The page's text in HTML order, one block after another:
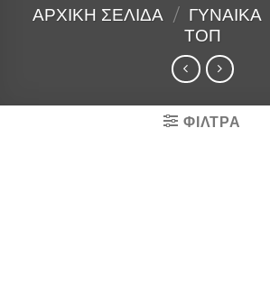
ΑΡΧΙΚΉ ΣΕΛΊΔΑ / ΓΥΝΑΙΚΑ
ΤΟΠ
ΦΙΛΤΡΑ